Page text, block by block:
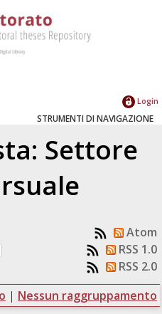
Login
STRUMENTI DI NAVIGAZIONE
Settore
Atom
RSS 1.0
RSS 2.0
| Nessun raggruppamento